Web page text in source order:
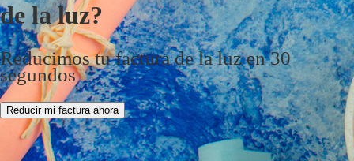
de la luz?
Reducimos tu factura de la luz en 30
segundos
Reducir mi factura ahora